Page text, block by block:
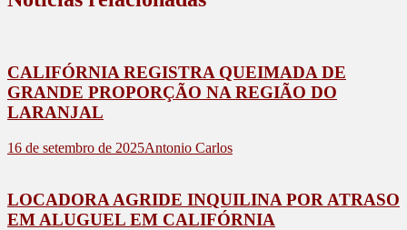
CALIFÓRNIA REGISTRA QUEIMADA DE
GRANDE PROPORÇÃO NA REGIÃO DO
LARANJAL
16 de setembro de 2025Antonio Carlos
LOCADORA AGRIDE INQUILINA POR ATRASO
EM ALUGUEL EM CALIFÓRNIA